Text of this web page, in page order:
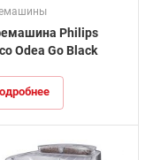
Philips
Odea Go Black